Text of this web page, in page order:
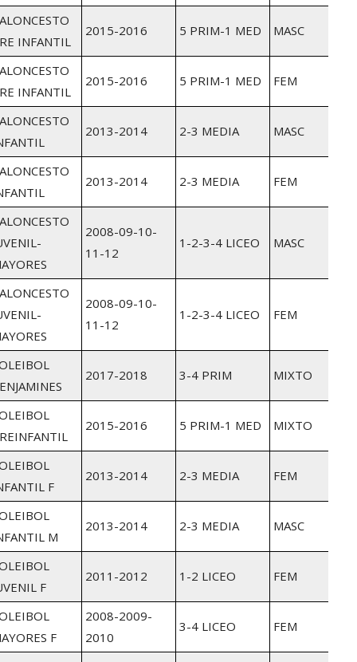
INFANTIL
2015-2016 5 PRIM-1 MED MASC
INFANTIL
2015-2016 5 PRIM-1 MED FEM
2013-2014 2-3 MEDIA MASC
2013-2014 2-3 MEDIA FEM
2008-09-10-
11-12
1-2-3-4 LICEO MASC
2008-09-10-
11-12
1-2-3-4 LICEO FEM
2017-2018 3-4 PRIM MIXTO
2015-2016 5 PRIM-1 MED MIXTO
F
2013-2014 2-3 MEDIA FEM
M
2013-2014 2-3 MEDIA MASC
F
2011-2012 1-2 LICEO FEM
F
2008-2009-
2010
3-4 LICEO FEM